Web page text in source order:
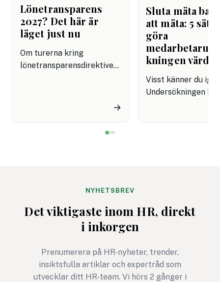
Lönetransparens
2027? Det här är
läget just nu
Om turerna kring
lönetransparensdirektivet
→
Sluta mäta
att mäta: 5 sätt
göra
kningen
Visst känner du
Undersökningen har
ändå ska lägga tid
något bättre.
den mest HR-
version av ett
NYHETSBREV
Det viktigaste inom HR, direkt
i inkorgen
Prenumerera på HR-nyheter, trender,
insiktsfulla artiklar och expertråd som
utvecklar ditt HR-team. Vi hörs 2 gånger i